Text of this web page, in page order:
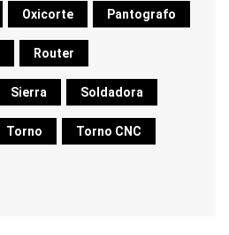
Oxicorte Pantografo
Router
Sierra Soldadora
Torno Torno CNC